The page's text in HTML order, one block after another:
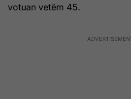
votuan vetëm 45.